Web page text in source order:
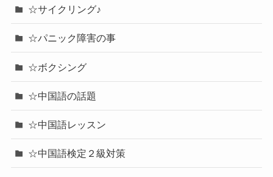
☆サイクリング♪
☆パニック障害の事
☆ボクシング
☆中国語の話題
☆中国語レッスン
☆中国語検定２級対策